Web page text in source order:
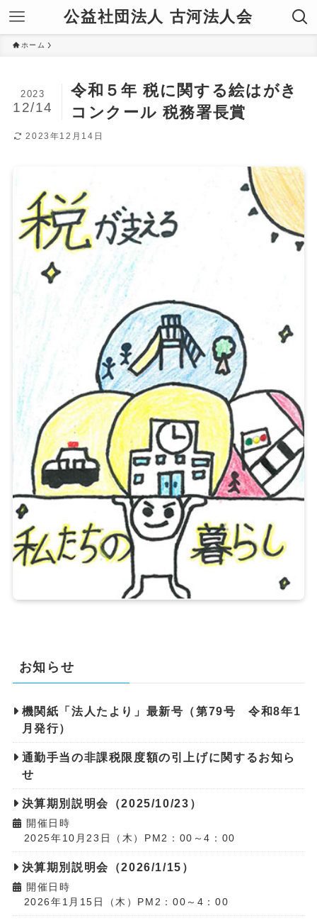
公益社団法人 古河法人会
ホーム
令和５年 税に関する絵はがき
コンクール 税務署長賞
2023
12/14
2023年12月14日
お知らせ
機関紙「法人たより」最新号（第79号 令和8年1
月発行）
通勤手当の非課税限度額の引上げに関するお知ら
せ
決算期別説明会（2025/10/23）
開催日時
2025年10月23日（木）PM2：00～4：00
決算期別説明会（2026/1/15）
開催日時
2026年1月15日（木）PM2：00～4：00